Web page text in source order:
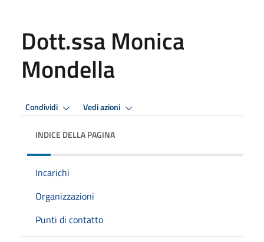
Dott.ssa Monica
Mondella
Condividi Vedi azioni
INDICE DELLA PAGINA
Incarichi
Organizzazioni
Punti di contatto